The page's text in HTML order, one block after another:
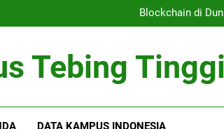
Blockchain di
Kepentingan Akreditasi
Blockchain di
Kepentingan Akreditasi
Tebing Tinggi
DATA KAMPUS INDONESIA